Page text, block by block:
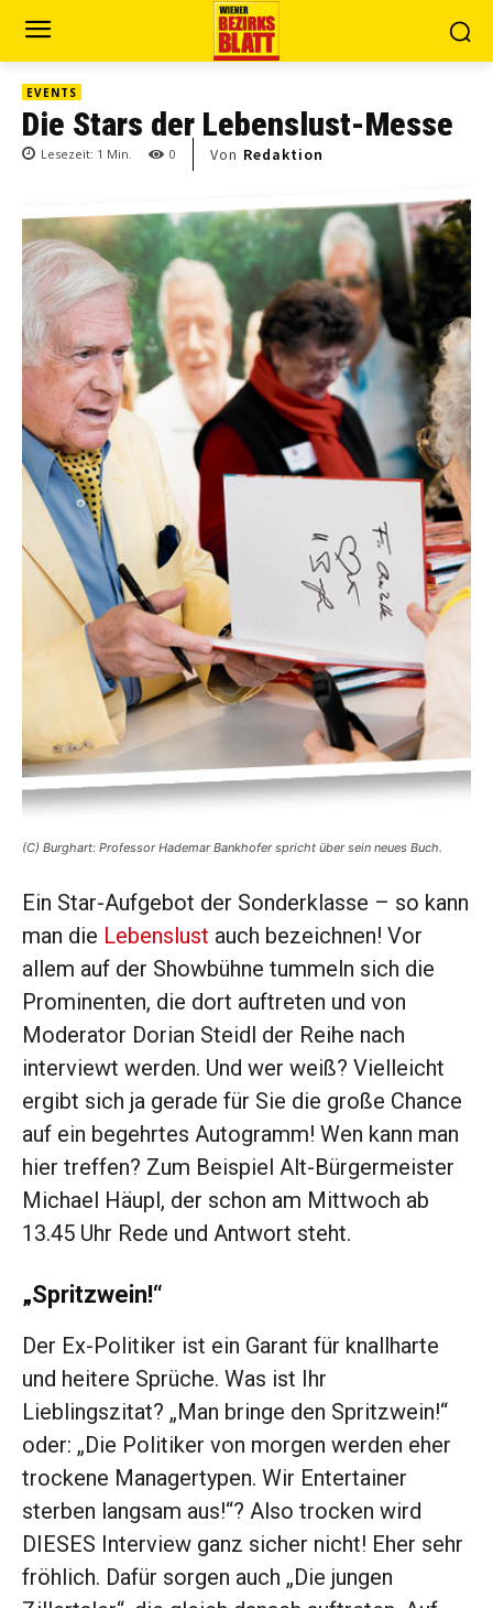
EVENTS
Die Stars der Lebenslust-Messe
Lesezeit: 1 Min. 0 Von Redaktion
(C) Burghart: Professor Hademar Bankhofer spricht über sein neues Buch.
Ein Star-Aufgebot der Sonderklasse – so kann
man die Lebenslust auch bezeichnen! Vor
allem auf der Showbühne tummeln sich die
Prominenten, die dort auftreten und von
Mode­rator Dorian Steidl der Reihe nach
interviewt werden. Und wer weiß? Vielleicht
ergibt sich ja gerade für Sie die große Chance
auf ein begehrtes Autogramm! Wen kann man
hier treffen? Zum Beispiel Alt-Bürgermeister
Michael Häupl, der schon am Mittwoch ab
13.45 Uhr Rede und Antwort steht.
„Spritzwein!“
Der Ex-Politiker ist ein Garant für knallharte
und heitere Sprüche. Was ist Ihr
Lieblingszitat? „Man bringe den Spritzwein!“
oder: „Die Politiker von morgen werden eher
trockene Managertypen. Wir Entertainer
sterben langsam aus!“? Also trocken wird
DIESES Interview ganz sicher nicht! Eher sehr
fröhlich. Dafür sorgen auch „Die jungen